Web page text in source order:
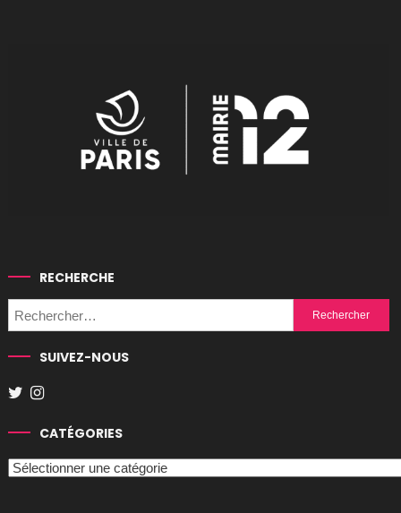
RECHERCHE
Rechercher :
SUIVEZ-NOUS
CATÉGORIES
Catégories